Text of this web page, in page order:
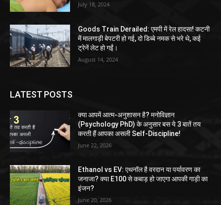
July 18, 2024
Goods Train Derailed: एमपी में रेल हादसा! कटनी
में मालगाड़ी बेपटरी हो गई, दो डिब्बे नमक से भरे थे, कई
ट्रेनें लेट हो गईं।
August 14, 2024
LATEST POSTS
क्या आपमें आत्म-अनुशासन है? मनोविज्ञान
(Psychology PhD) के अनुसार बस ये 3 बातें तय
करती हैं आपका असली Self-Discipline!
June 22, 2026
Ethanol vs EV: एथनॉल है वरदान या पर्यावरण का
जनाजा? क्या E100 से कबाड़ हो जाएगा आपकी गाड़ी का
इंजन?
June 20, 2026